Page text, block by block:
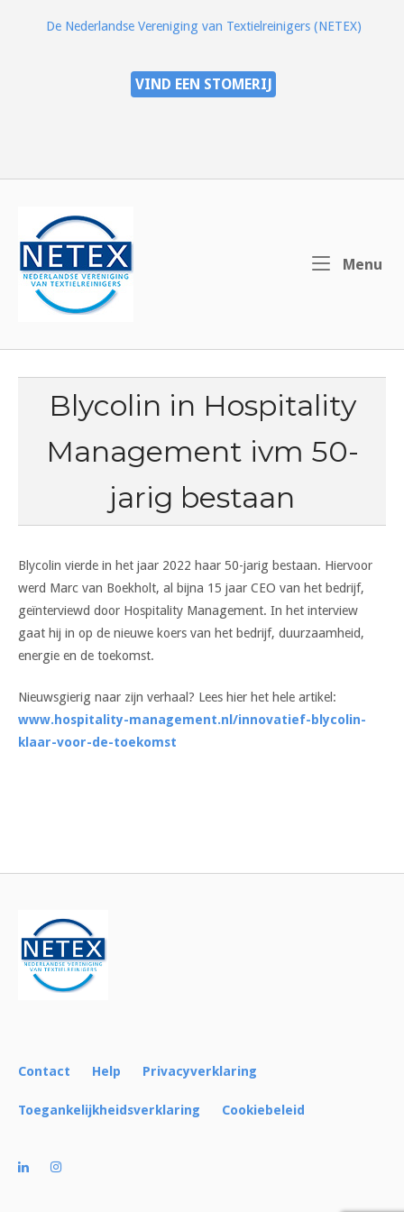
De Nederlandse Vereniging van Textielreinigers (NETEX)
VIND EEN STOMERIJ
Menu
Blycolin in Hospitality
Management ivm 50-
jarig bestaan
Blycolin vierde in het jaar 2022 haar 50-jarig bestaan. Hiervoor
werd Marc van Boekholt, al bijna 15 jaar CEO van het bedrijf,
geïnterviewd door Hospitality Management. In het interview
gaat hij in op de nieuwe koers van het bedrijf, duurzaamheid,
energie en de toekomst.
Nieuwsgierig naar zijn verhaal? Lees hier het hele artikel:
www.hospitality-management.nl/innovatief-blycolin-
klaar-voor-de-toekomst
navigatie
Contact Help Privacyverklaring
Toegankelijkheidsverklaring Cookiebeleid